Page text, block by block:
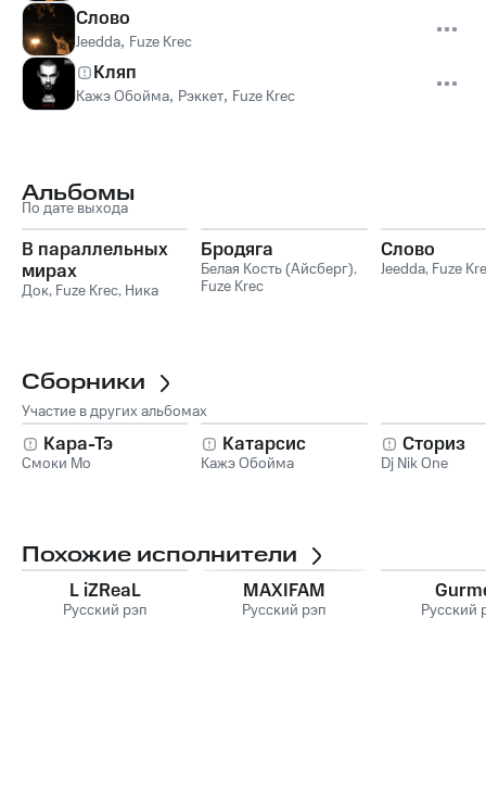
Слово
Jeedda, Fuze Krec
Кляп
Кажэ Обойма, Рэккет, Fuze Krec
Альбомы
По дате выхода
В параллельных
мирах
Док, Fuze Krec, Ника
Бродяга
Белая Кость (Айсберг),
Fuze Krec
Слово
Jeedda, Fuze
Сборники
Участие в других альбомах
Кара-Тэ
Смоки Мо
Катарсис
Кажэ Обойма
Сториз
Dj Nik One
Похожие исполнители
L iZReaL
Русский рэп
MAXIFAM
Русский рэп Русский